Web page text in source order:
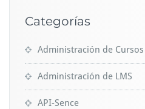
Categorías
Administración de Cursos
Administración de LMS
API-Sence